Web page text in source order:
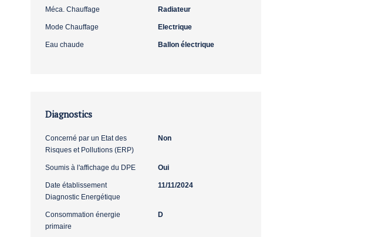
Méca. Chauffage Radiateur
Mode Chauffage Electrique
Eau chaude Ballon électrique
Diagnostics
Concerné par un Etat des
Risques et Pollutions (ERP)
Non
Soumis à l'affichage du DPE Oui
Date établissement
Diagnostic Energétique
11/11/2024
Consommation énergie
primaire
D